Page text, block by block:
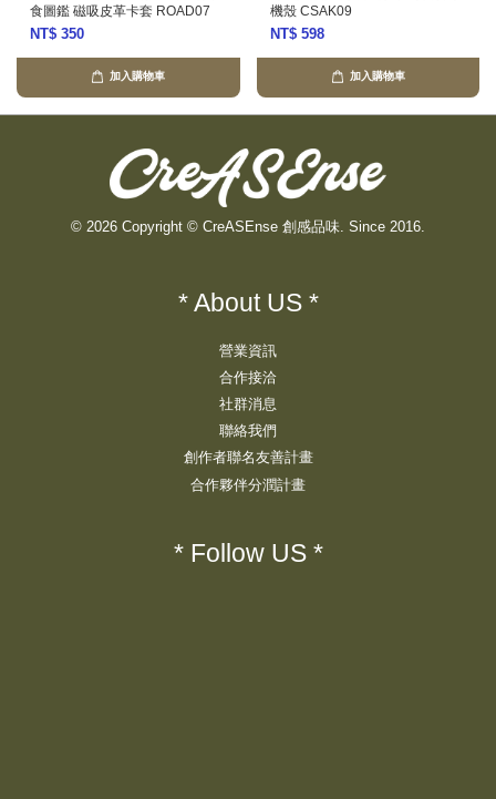
食圖鑑 磁吸皮革卡套 ROAD07
NT$ 350
加入購物車
機殼 CSAK09
NT$ 598
加入購物車
© 2026 Copyright © CreASEnse 創感品味. Since 2016.
* About US *
營業資訊
合作接洽
社群消息
聯絡我們
創作者聯名友善計畫
合作夥伴分潤計畫
* Follow US *